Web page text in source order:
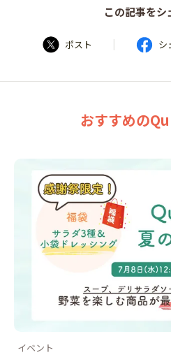
この記事をシ
ポスト | シ
おすすめの
イベント